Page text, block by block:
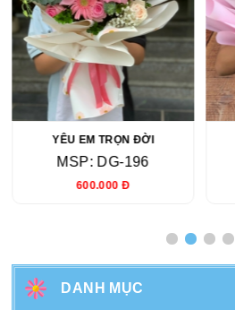
YÊU EM TRỌN ĐỜI
MSP: DG-196
600.000 Đ
DANH MỤC